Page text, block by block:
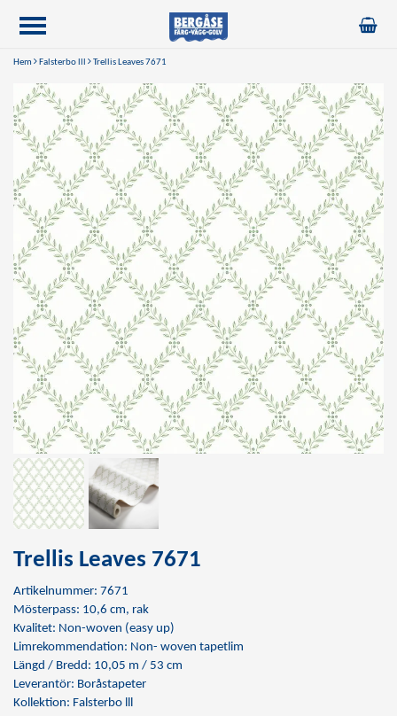
Hem Falsterbo lll Trellis Leaves 7671
Trellis Leaves 7671
Artikelnummer: 7671
Mösterpass: 10,6 cm, rak
Kvalitet: Non-woven (easy up)
Limrekommendation: Non- woven tapetlim
Längd / Bredd: 10,05 m / 53 cm
Leverantör: Boråstapeter
Kollektion: Falsterbo lll